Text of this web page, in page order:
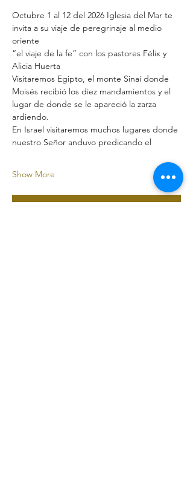
Octubre 1 al 12 del 2026 Iglesia del Mar te
invita a su viaje de peregrinaje al medio
oriente
“el viaje de la fe” con los pastores Félix y
Alicia Huerta
Visitaremos Egipto, el monte Sinaí donde
Moisés recibió los diez mandamientos y el
lugar de donde se le apareció la zarza
ardiendo.
En Israel visitaremos muchos lugares donde
nuestro Señor anduvo predicando el
Show More